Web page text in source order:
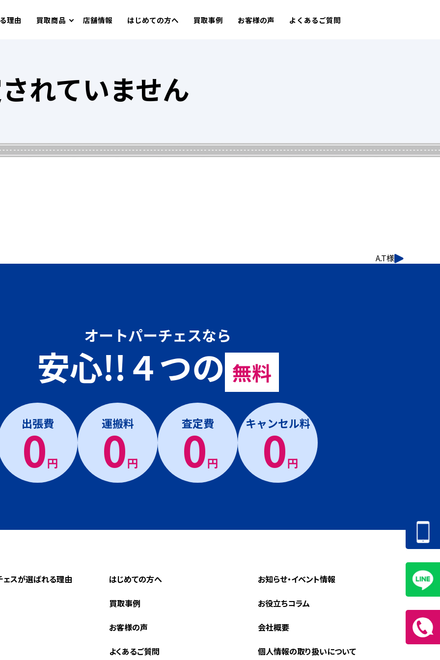
理由 買取商品 店舗情報 はじめての方へ 買取事例 お客様の声 よくあるご質問
れていません
A.T様
オートパーチェスなら
安心!!４つの 無料
出張費
0円
運搬料
0円
査定費
0円
キャンセル料
0円
ェスが選ばれる理由 はじめての方へ
買取事例
お客様の声
よくあるご質問
お知らせ・イベント情報
お役立ちコラム
会社概要
個人情報の取り扱いについて